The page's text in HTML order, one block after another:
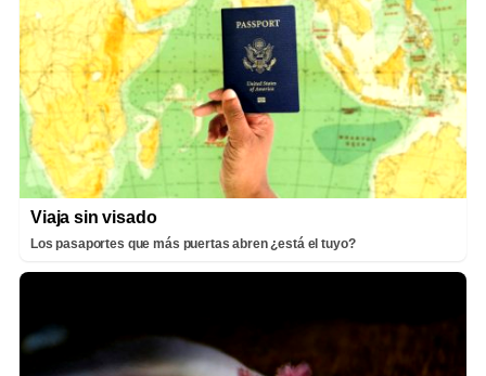
Viaja sin visado
Los pasaportes que más puertas abren ¿está el tuyo?